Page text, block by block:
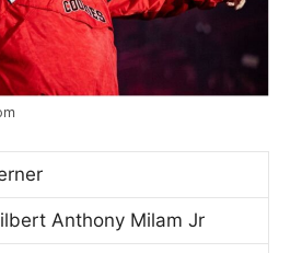
Anthony Milam Jr